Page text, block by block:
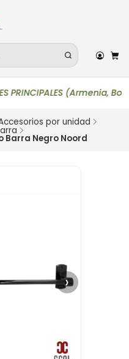
PRINCIPALES (Armenia,
por unidad
Barra Negro Noord
›